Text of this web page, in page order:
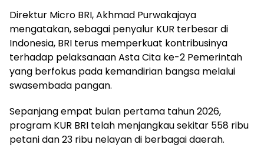
Direktur Micro BRI, Akhmad Purwakajaya
mengatakan, sebagai penyalur KUR terbesar di
Indonesia, BRI terus memperkuat kontribusinya
terhadap pelaksanaan Asta Cita ke-2 Pemerintah
yang berfokus pada kemandirian bangsa melalui
swasembada pangan.
Sepanjang empat bulan pertama tahun 2026,
program KUR BRI telah menjangkau sekitar 558 ribu
petani dan 23 ribu nelayan di berbagai daerah.